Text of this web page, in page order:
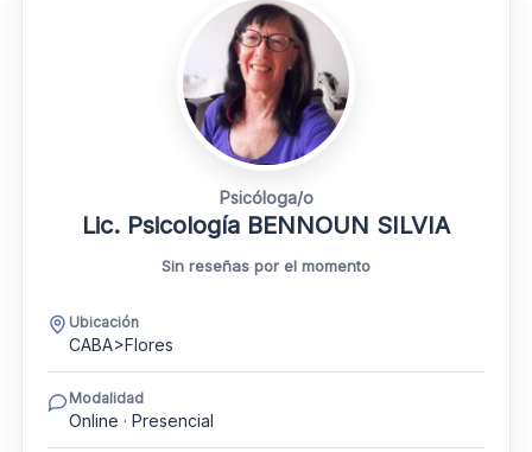
Psicóloga/o
Lic. Psicología BENNOUN SILVIA
Sin reseñas por el momento
Ubicación
CABA>Flores
Modalidad
Online · Presencial